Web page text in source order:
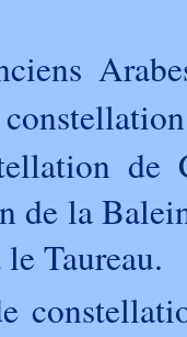
de
de la
le Taureau.